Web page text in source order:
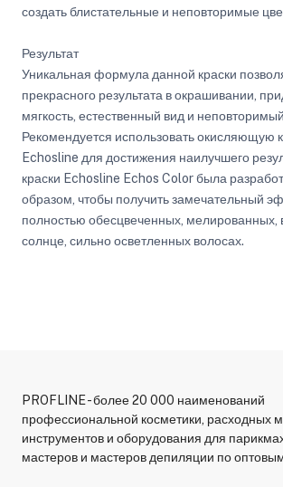
создать блистательные и неповторимые
Результат
Уникальная формула данной краски
прекрасного результата в окрашивании,
мягкость, естественный вид и
Рекомендуется использовать окисляющую
Echosline для достижения наилучшего
краски Echosline Echos Color была
образом, чтобы получить замечательный
полностью обесцвеченных, мелированных,
солнце, сильно осветленных волосах.
PROFLINE - более 20 000 наименований
профессиональной косметики, расходных
инструментов и оборудования для
мастеров и мастеров депиляции по